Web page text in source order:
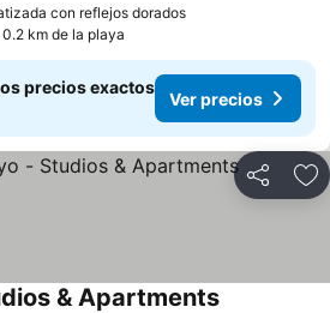
con reflejos dorados
0.2 km de la playa
precios exactos
Ver precios
Compartir
& Apartments